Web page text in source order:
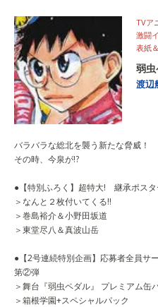
TVア
激闘
表紙
弱
渡辺
バラバラな総北を襲う新たな脅威！
その時、今泉が!?
●【特別ふろく】超特大! 継承ポスタ
＞なんと２枚付いてくる!!
＞巻島裕介＆小野田坂道
＞東堂尽八＆真波山岳
●【2号連続特別企画】応募者全員サ
第②弾
＞舞台『弱虫ペダル』 プレミアム缶
＞箱根学園+スペシャルパック